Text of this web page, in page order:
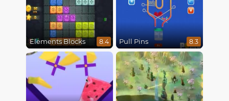
Elements Blocks 8.4 Pull Pins 8.3